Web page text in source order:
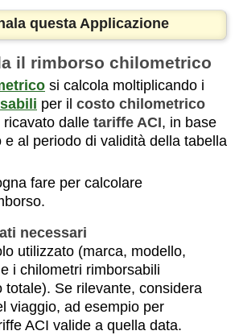
questa Applicazione
il rimborso chilometrico
si calcola moltiplicando i
per il costo chilometrico
dalle tariffe ACI, in base
e al periodo di validità della tabella
fare per calcolare
necessari
utilizzato (marca, modello,
i chilometri rimborsabili
totale). Se rilevante, considera
viaggio, ad esempio per
ACI valide a quella data.